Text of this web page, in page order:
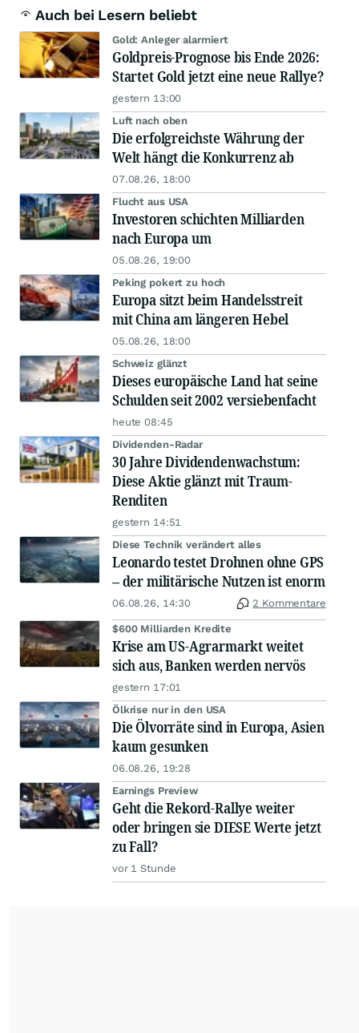
Auch bei Lesern beliebt
Gold: Anleger alarmiert
Goldpreis-Prognose bis Ende 2026:
Startet Gold jetzt eine neue Rallye?
gestern 13:00
Luft nach oben
Die erfolgreichste Währung der
Welt hängt die Konkurrenz ab
07.08.26, 18:00
Flucht aus USA
Investoren schichten Milliarden
nach Europa um
05.08.26, 19:00
Peking pokert zu hoch
Europa sitzt beim Handelsstreit
mit China am längeren Hebel
05.08.26, 18:00
Schweiz glänzt
Dieses europäische Land hat seine
Schulden seit 2002 versiebenfacht
heute 08:45
Dividenden-Radar
30 Jahre Dividendenwachstum:
Diese Aktie glänzt mit Traum-
Renditen
gestern 14:51
Diese Technik verändert alles
Leonardo testet Drohnen ohne GPS
– der militärische Nutzen ist enorm
06.08.26, 14:30 2 Kommentare
$600 Milliarden Kredite
Krise am US-Agrarmarkt weitet
sich aus, Banken werden nervös
gestern 17:01
Ölkrise nur in den USA
Die Ölvorräte sind in Europa, Asien
kaum gesunken
06.08.26, 19:28
Earnings Preview
Geht die Rekord-Rallye weiter
oder bringen sie DIESE Werte jetzt
zu Fall?
vor 1 Stunde